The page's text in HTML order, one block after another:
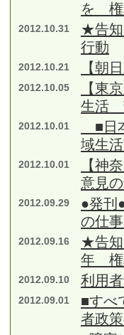
を 権
2012.10.31
★告
行動
2012.10.21 【朝
2012.10.05
【東
生活
2012.10.01
■日
域生
2012.10.01
【神
意見
2012.09.29
●発刊
の仕
2012.09.16
★告知
年 権
2012.09.10 利用
2012.09.01
■すべ
者政